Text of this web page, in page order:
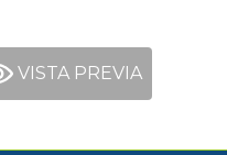
VISTA PREVIA